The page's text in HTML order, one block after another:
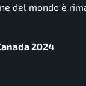
del mondo è
2024